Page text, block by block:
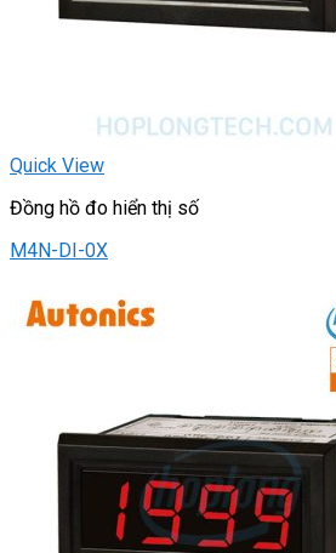
Quick View
Đồng hồ đo hiển thị số
M4N-DI-0X